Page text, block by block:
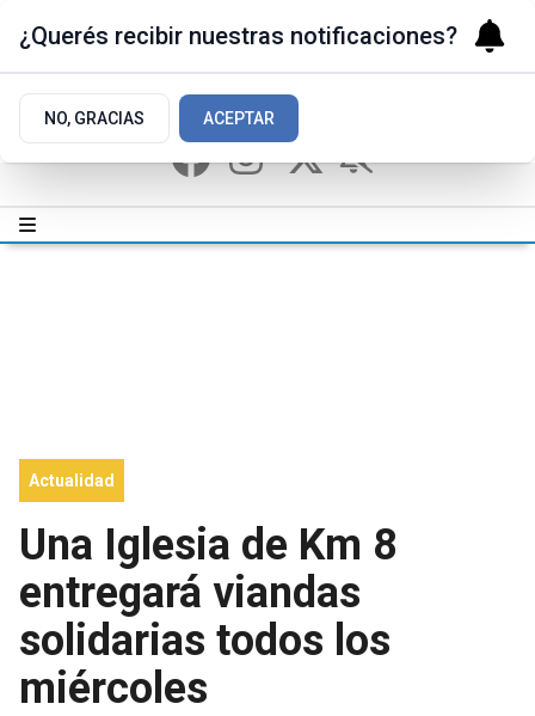
Actualidad
Una Iglesia de Km 8
entregará viandas
solidarias todos los
miércoles
¿Querés recibir nuestras notificaciones?
NO, GRACIAS ACEPTAR